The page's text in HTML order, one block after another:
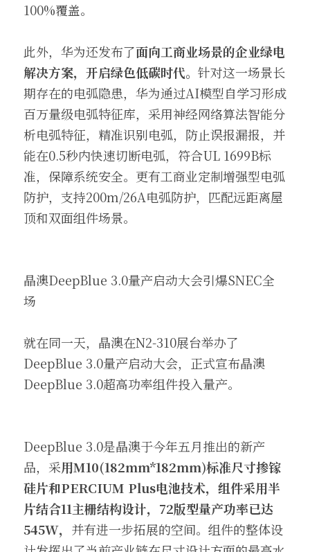
100%覆盖。
此外，华为还发布了面向工商业场景的企业绿电
解决方案，开启绿色低碳时代。 针对这一场景长
期存在的电弧隐患，华为通过AI模型自学习形成
百万量级电弧特征库，采用神经网络算法智能分
析电弧特征，精准识别电弧，防止误报漏报，并
能在0.5秒内快速切断电弧，符合UL 1699B标
准，保障系统安全。更有工商业定制增强型电弧
防护，支持200m/26A电弧防护，匹配远距离屋
顶和双面组件场景。
晶澳DeepBlue 3.0量产启动大会引爆SNEC全
场
就在同一天，晶澳在N2-310展台举办了
DeepBlue 3.0量产启动大会，正式宣布晶澳
DeepBlue 3.0超高功率组件投入量产。
DeepBlue 3.0是晶澳于今年五月推出的新产
品，采用M10(182mm*182mm)标准尺寸掺镓
硅片和PERCIUM Plus电池技术，组件采用半
片结合11主栅结构设计，72版型量产功率已达
545W， 并有进一步拓展的空间。组件的整体设